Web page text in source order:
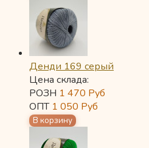
Денди 169 серый
Цена склада:
РОЗН 1 470 Руб
ОПТ 1 050 Руб